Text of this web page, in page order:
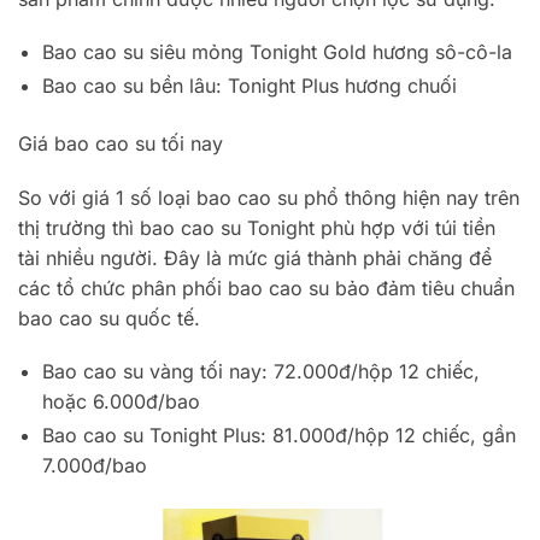
Bao cao su siêu mỏng Tonight Gold hương sô-cô-la
Bao cao su bền lâu: Tonight Plus hương chuối
Giá bao cao su tối nay
So với giá 1 số loại bao cao su phổ thông hiện nay trên
thị trường thì bao cao su Tonight phù hợp với túi tiền
tài nhiều người. Đây là mức giá thành phải chăng để
các tổ chức phân phối bao cao su bảo đảm tiêu chuẩn
bao cao su quốc tế.
Bao cao su vàng tối nay: 72.000đ/hộp 12 chiếc,
hoặc 6.000đ/bao
Bao cao su Tonight Plus: 81.000đ/hộp 12 chiếc, gần
7.000đ/bao